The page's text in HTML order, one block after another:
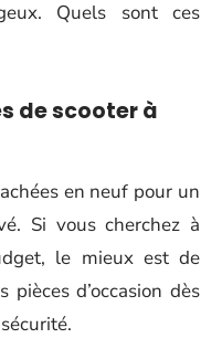
Quels sont ces
de scooter à
en neuf pour un
Si vous cherchez à
le mieux est de
d’occasion dès